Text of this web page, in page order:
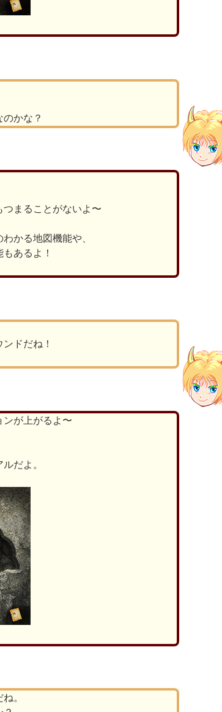
かな？
つまることがないよ〜
かる地図機能や、
あるよ！
ドだね！
ンが上がるよ〜
だよ。
。